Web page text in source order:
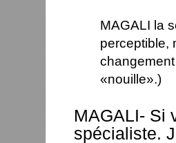
MAGALI la
perceptible,
«nouille».)
MAGALI- Si
spécialiste.